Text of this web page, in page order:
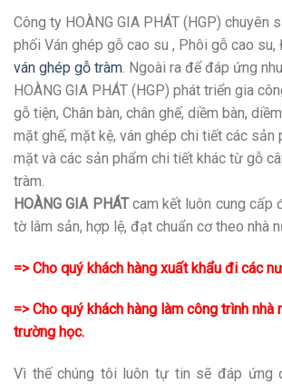
Công ty HOÀNG GIA PHÁT (HGP) chuyên
phối Ván ghép gỗ cao su , Phôi gỗ cao
ván ghép gỗ tràm . Ngoài ra để đáp ứng
HOÀNG GIA PHÁT (HGP) phát triển gia
gỗ tiện, Chân bàn, chân ghế, diềm bàn,
mặt ghế, mặt kệ, ván ghép chi tiết các sản
mặt và các sản phẩm chi tiết khác từ gỗ
tràm.
HOÀNG GIA PHÁTcam kết luôn cung cấp
tờ lâm sản, hợp lệ, đạt chuẩn cơ theo nhà
=> Cho quý khách hàng xuất khẩu đi các
=> Cho quý khách hàng làm công trình nhà
trường học.
Vì thế chúng tôi luôn tự tin sẽ đáp ứng